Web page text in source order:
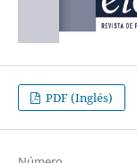
PDF (Inglés)